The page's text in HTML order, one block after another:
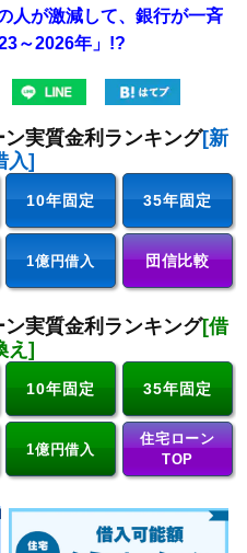
人が激減して、銀行が一斉
～2026年」!?
実質金利ランキング[新
入]
10年固定 35年固定
1億円借入 団信比較
実質金利ランキング[借
え]
10年固定 35年固定
1億円借入
住宅ローン
TOP